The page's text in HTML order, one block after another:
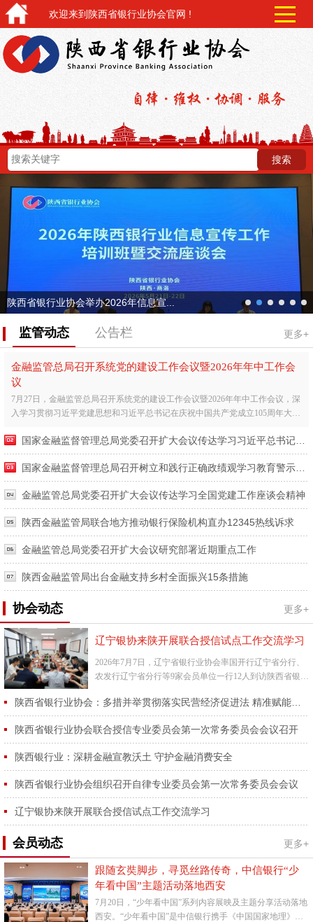
欢迎来到陕西省银行业协会官网 !
next
陕西省银行业协会举办2026年信息宣...
监管动态 公告栏 更多+
金融监管总局召开系统党的建设工作会议暨2026年年中工作会
议
7月27日，金融监管总局召开系统党的建设工作会议暨2026年年中工作会议，深
入学习贯彻习近平党建思想和习近平总书记在庆祝中国共产党成立105周年大会
金融监管总局党委召开扩大会议传达学习全国党建工作座谈会精神
陕西金融监管局联合地方推动银行保险机构直办12345热线诉求
金融监管总局党委召开扩大会议研究部署近期重点工作
陕西金融监管局出台金融支持乡村全面振兴15条措施
协会动态 更多+
辽宁银协来陕开展联合授信试点工作交流学习
2026年7月7日，辽宁省银行业协会率国开行辽宁省分行、
农发行辽宁省分行等9家会员单位一行12人到访陕西省银行
行业协...
陕西省银行业协会联合授信专业委员会第一次常务委员会会议召开
陕西银行业：深耕金融宣教沃土 守护金融消费安全
陕西省银行业协会组织召开自律专业委员会第一次常务委员会会议
辽宁银协来陕开展联合授信试点工作交流学习
会员动态 更多+
跟随玄奘脚步，寻觅丝路传奇，中信银行“少
年看中国”主题活动落地西安
7月20日，“少年看中国”系列内容展映及主题分享活动落地
西安。“少年看中国”是中信银行携手《中国国家地理》杂